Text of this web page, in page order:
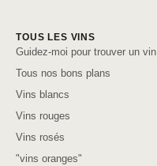
TOUS LES VINS
Guidez-moi pour trouver un vin
Tous nos bons plans
Vins blancs
Vins rouges
Vins rosés
"vins oranges"